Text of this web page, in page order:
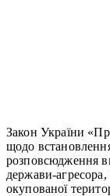
Закон України
щодо
розповсюдження
держави-
окупованої